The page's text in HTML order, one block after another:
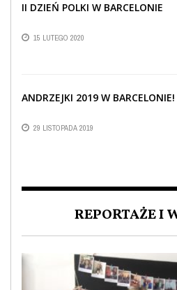
II DZIEŃ POLKI W BARCELONIE
15 LUTEGO 2020
ANDRZEJKI 2019 W BARCELONIE!
29 LISTOPADA 2019
REPORTAŻE I